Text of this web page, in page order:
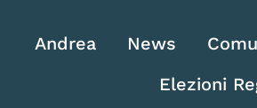
Andrea News
Elezioni